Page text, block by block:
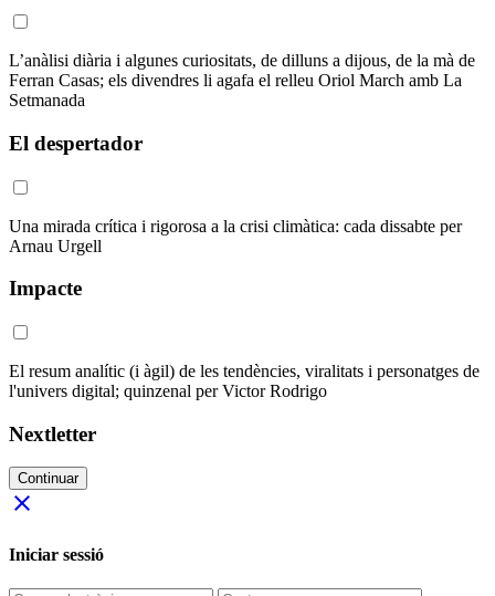
L’anàlisi diària i algunes curiositats, de dilluns a dijous, de la mà de
Ferran Casas; els divendres li agafa el relleu Oriol March amb La
Setmanada
El despertador
Una mirada crítica i rigorosa a la crisi climàtica: cada dissabte per
Arnau Urgell
Impacte
El resum analític (i àgil) de les tendències, viralitats i personatges de
l'univers digital; quinzenal per Victor Rodrigo
Nextletter
Continuar
close
Iniciar sessió